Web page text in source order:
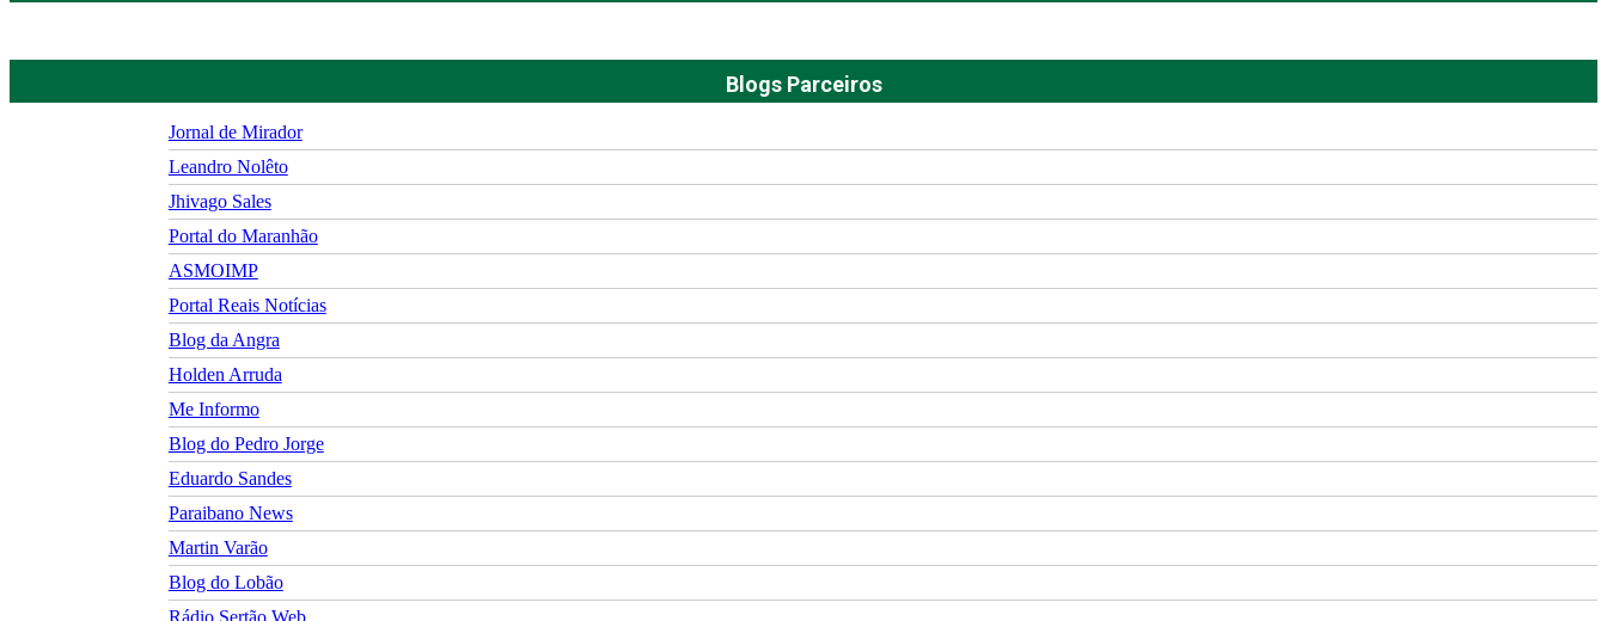
Blogs Parceiros
Jornal de Mirador
Leandro Nolêto
Jhivago Sales
Portal do Maranhão
ASMOIMP
Portal Reais Notí­cias
Blog da Angra
Holden Arruda
Me Informo
Blog do Pedro Jorge
Eduardo Sandes
Paraibano News
Martin Varão
Blog do Lobão